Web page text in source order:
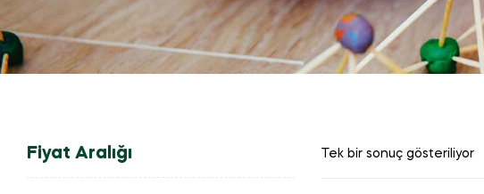
Tek bir sonuç gösteriliyor
Fiyat Aralığı